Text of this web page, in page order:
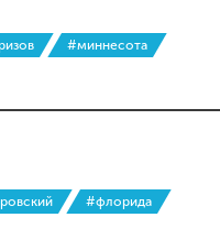
#миннесота
#флорида